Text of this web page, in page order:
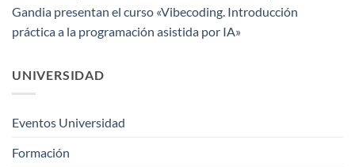
Gandia presentan el curso «Vibecoding. Introducción
práctica a la programación asistida por IA»
UNIVERSIDAD
Eventos Universidad
Formación